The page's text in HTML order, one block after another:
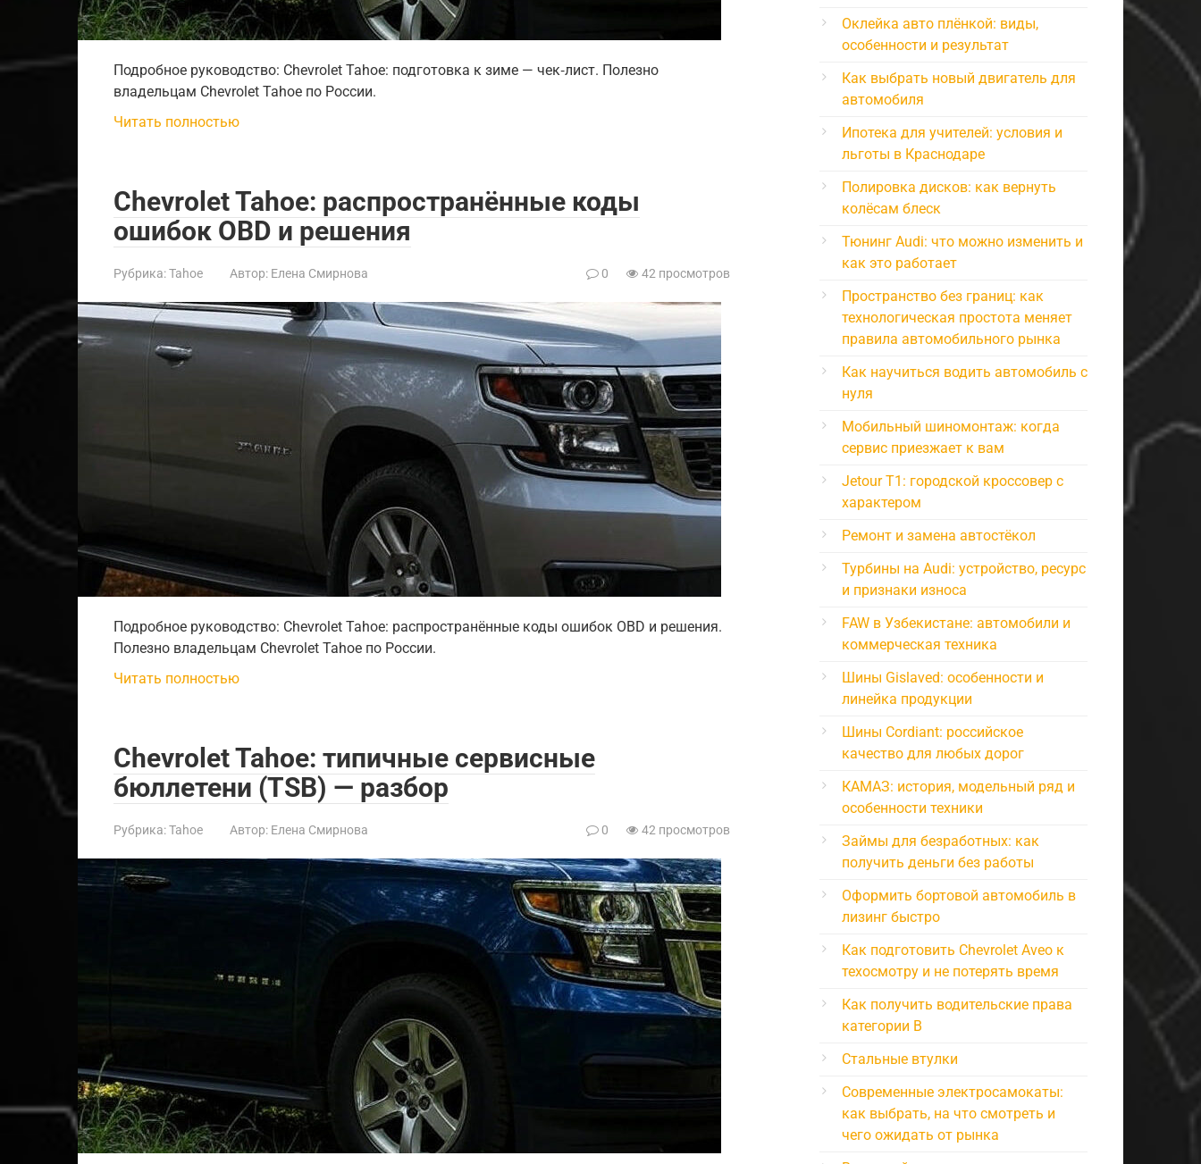
Подробное руководство: Chevrolet Tahoe: подготовка к зиме — чек‑лист. Полезно
владельцам Chevrolet Tahoe по России.
Читать полностью
Chevrolet Tahoe: распространённые коды
ошибок OBD и решения
Рубрика:Tahoe Автор: Елена Смирнова 0 42 просмотров
Подробное руководство: Chevrolet Tahoe: распространённые коды ошибок OBD и решения.
Полезно владельцам Chevrolet Tahoe по России.
Читать полностью
Chevrolet Tahoe: типичные сервисные
бюллетени (TSB) — разбор
Рубрика:Tahoe Автор: Елена Смирнова 0 42 просмотров
Оклейка авто плёнкой: виды,
особенности и результат
Как выбрать новый двигатель для
автомобиля
Ипотека для учителей: условия и
льготы в Краснодаре
Полировка дисков: как вернуть
колёсам блеск
Тюнинг Audi: что можно изменить и
как это работает
Пространство без границ: как
технологическая простота меняет
правила автомобильного рынка
Как научиться водить автомобиль с
нуля
Мобильный шиномонтаж: когда
сервис приезжает к вам
Jetour T1: городской кроссовер с
характером
Ремонт и замена автостёкол
Турбины на Audi: устройство, ресурс
и признаки износа
FAW в Узбекистане: автомобили и
коммерческая техника
Шины Gislaved: особенности и
линейка продукции
Шины Cordiant: российское
качество для любых дорог
КАМАЗ: история, модельный ряд и
особенности техники
Займы для безработных: как
получить деньги без работы
Оформить бортовой автомобиль в
лизинг быстро
Как подготовить Chevrolet Aveo к
техосмотру и не потерять время
Как получить водительские права
категории B
Стальные втулки
Современные электросамокаты:
как выбрать, на что смотреть и
чего ожидать от рынка